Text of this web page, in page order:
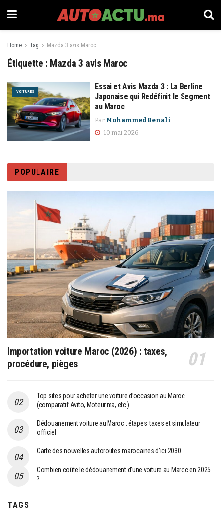
Home Tag Mazda 3 avis Maroc
Étiquette : Mazda 3 avis Maroc
VOITURES
Essai et Avis Mazda 3 : La Berline
Japonaise qui Redéfinit le Segment
au Maroc
Par Mohammed Benali
10 mai 2026
POPULAIRE
Importation voiture Maroc (2026) : taxes,
procédure, pièges
Top sites pour acheter une voiture d’occasion au Maroc
(comparatif Avito, Moteur.ma, etc.)
Dédouanement voiture au Maroc : étapes, taxes et simulateur
officiel
Carte des nouvelles autoroutes marocaines d’ici 2030
Combien coûte le dédouanement d’une voiture au Maroc en 2025
?
TAGS